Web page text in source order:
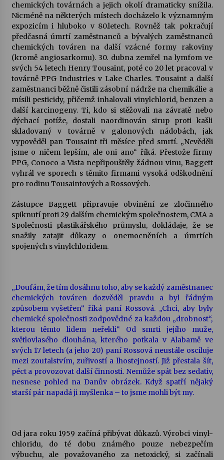
chemických továrnách a jejich okolí dramaticky snížila.
Nicméně na některých místech docházelo k významným
expozicím i hluboko v 80.letech. Rovněž tak pokračují
předčasná úmrtí zaměstnanců a bývalých zaměstnanců
chemických továren na další vzácné formy rakoviny
(kromě angiosarkomu). 30. dubna zemřel na lymfom ve
svých 54 letech Henry Tousaint, poté co 20 let pracoval v
továrně PPG Industries v Lake Charles. Tousaint a další
zaměstnanci běžně čistili zásobní nádrže na chemikálie a
mísili pesticidy, přičemž inhalovali vinylchlorid, benzen a
další karcinogeny. Ti, kdo si stěžovali na závratě nebo
dýchací potíže, dostali naordinován sirup proti kašli
skladovaný v továrně v galonových nádobách, jak
vypověděl pan Tousaint tři měsíce před smrtí. „Nevěděli
jsme o ničem lepším, ale oni ano“ říká. Přestože firmy
PPG, Conoco a Vista nepřipouštěly žádnou vinu, Baggett
vyhrál ve sporech s těmito firmami vysoká odškodnění
pro rodinu Tousaintových a Rossových.
Zástupce Baggett připravuje obvinění ze zločinného
spiknutí proti 29 dalším chemickým společnostem, CMA a
Společnosti plastikářského průmyslu, dokládaje, že se
snažily zatajit důkazy o onemocněních a úmrtích
spojených s vinylchloridem.
„Doufám, že tím dosáhnu toho, aby se každý zaměstnanec
chemických továren dozvěděl pravdu a byl řádným
způsobem vyšetřen“ říká paní Rossová. „Chci, aby byly
chemické společnosti zodpovědné za každou „drobnost“,
kterou těmto lidem neřekli“ Od smrti jejího muže,
světlovlasého dlouhána, kterého potkala v Alabamě ve
svých 17 letech (a jeho 20) paní Rossová neustále osciluje
mezi zoufalstvím, zuřivostí a lhostejností. Již přestala šít,
péct a provozovat další činnosti. Nemůže spát bez sedativ,
nesnese pohled na Danův obrázek. Když spatří nějaký
starší pár napadá ji myšlenka – to jsme mohli být my.
Od jara roku 1959 začíná přibývat důkazů. Výrobci vinyl-
chloridu, do té dobu známého pouze nebezpečím
výbuchu, ale považovaného za netoxický, si začínali